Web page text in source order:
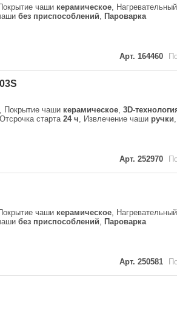
чаши керамическое,
без приспособлений, Пароварка
Арт. 164460
, Покрытие чаши керамическое, 3D-
старта 24 ч, Извлечение чаши ручки,
Арт. 252970
чаши керамическое,
без приспособлений, Пароварка
Арт. 250581